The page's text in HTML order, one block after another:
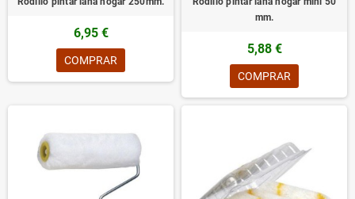
6,95 €
COMPRAR
mm.
5,88 €
COMPRAR